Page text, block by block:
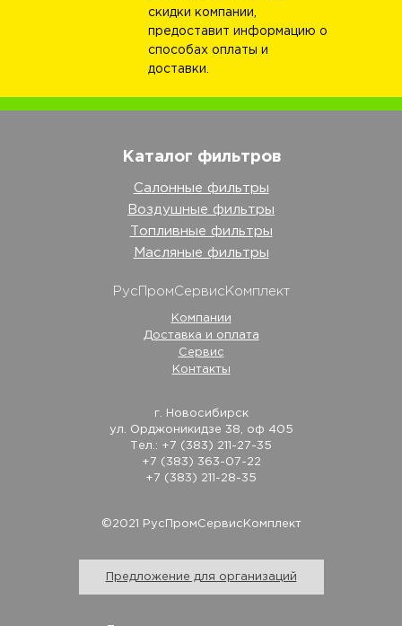
скидки компании,
предоставит информацию о
способах оплаты и
доставки.
©2021 РусПромСервисКомплект
Предложение для организаций
Каталог фильтров
Салонные фильтры
Воздушные фильтры
Топливные фильтры
Масляные фильтры
РусПромСервисКомплект
Компании
Доставка и оплата
Сервис
Контакты
г. Новосибирск
ул. Орджоникидзе 38, оф 405
Тел.: +7 (383) 211-27-35
+7 (383) 363-07-22
+7 (383) 211-28-35